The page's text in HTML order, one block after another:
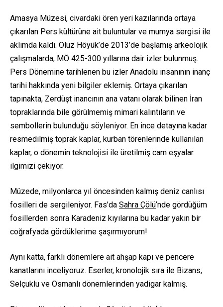
Amasya Müzesi, civardaki ören yeri kazılarında ortaya
çıkarılan Pers kültürüne ait buluntular ve mumya sergisi ile
aklımda kaldı. Oluz Höyük’de 2013’de başlamış arkeolojik
çalışmalarda, MÖ 425-300 yıllarına dair izler bulunmuş.
Pers Dönemine tarihlenen bu izler Anadolu insanının inanç
tarihi hakkında yeni bilgiler eklemiş. Ortaya çıkarılan
tapınakta, Zerdüşt inancının ana vatanı olarak bilinen İran
topraklarında bile görülmemiş mimari kalıntıların ve
sembollerin bulunduğu söyleniyor. En ince detayına kadar
resmedilmiş toprak kaplar, kurban törenlerinde kullanılan
kaplar, o dönemin teknolojisi ile üretilmiş cam eşyalar
ilgimizi çekiyor.
Müzede, milyonlarca yıl öncesinden kalmış deniz canlısı
fosilleri de sergileniyor. Fas’da Sahra Çölü‘nde gördüğüm
fosillerden sonra Karadeniz kıyılarına bu kadar yakın bir
coğrafyada gördüklerime şaşırmıyorum!
Aynı katta, farklı dönemlere ait ahşap kapı ve pencere
kanatlarını inceliyoruz. Eserler, kronolojik sıra ile Bizans,
Selçuklu ve Osmanlı dönemlerinden yadigar kalmış.